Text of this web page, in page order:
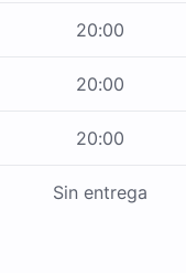
20:00
20:00
20:00
Sin entrega